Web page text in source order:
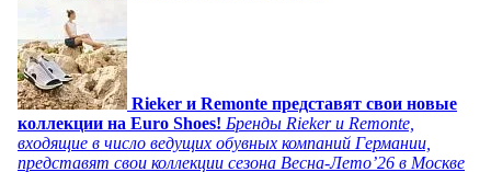
Rieker и Remonte представят свои новые
коллекции на Euro Shoes! Бренды Rieker и Remonte,
входящие в число ведущих обувных компаний Германии,
представят свои коллекции сезона Весна-Лето’26 в Москве